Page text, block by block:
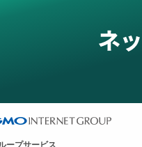
ープサービス